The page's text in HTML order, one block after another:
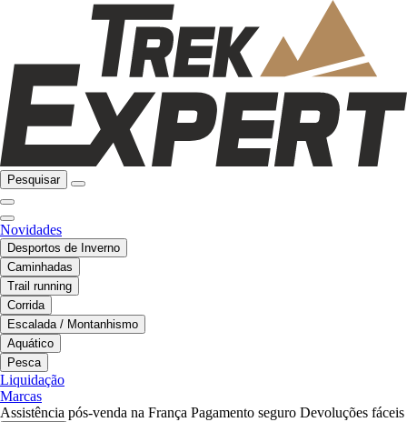
Pesquisar
Novidades
Desportos de Inverno
Caminhadas
Trail running
Corrida
Escalada / Montanhismo
Aquático
Pesca
Liquidação
Marcas
Assistência pós-venda na França Pagamento seguro Devoluções fáceis